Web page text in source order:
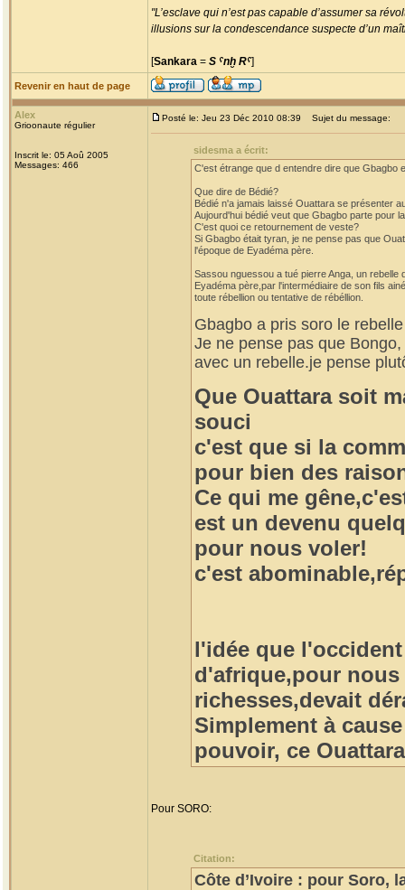
"L’esclave qui n’est pas capable d’assumer sa
illusions sur la condescendance suspecte d’un
[Sankara = S ˁnḫ Rˁ]
Revenir en haut de page
Alex
Grioonaute régulier
Inscrit le: 05 Aoû 2005
Messages: 466
Posté le: Jeu 23 Déc 2010 08:39 Sujet du message:
sidesma a écrit:
C'est étrange que d entendre dire que Gbagbo
Que dire de Bédié?
Bédié n'a jamais laissé Ouattara se présenter
Aujourd'hui bédié veut que Gbagbo parte pour
C'est quoi ce retournement de veste?
Si Gbagbo était tyran, je ne pense pas que
l'époque de Eyadéma père.
Sassou nguessou a tué pierre Anga, un rebelle
Eyadéma père,par l'intermédiaire de son fils
toute rébellion ou tentative de rébéllion.
Gbagbo a pris soro le
Je ne pense pas que
avec un rebelle.je pense
Que Ouattara soit
souci
c'est que si la
pour bien des
Ce qui me
est un devenu
pour nous voler!
c'est
l'idée que
d'afrique,pour
richesses,devait
Simplement à
pouvoir, ce
Pour SORO:
Citation:
Côte d’Ivoire : pour Soro,